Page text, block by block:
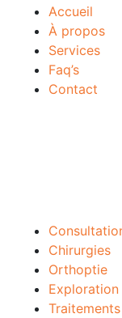
Accueil
À propos
Services
Faq’s
Contact
Chirurgies
Orthoptie
Exploration
Traitements